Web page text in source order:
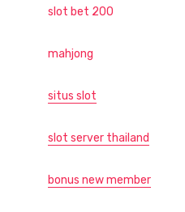
slot bet 200
mahjong
situs slot
slot server thailand
bonus new member